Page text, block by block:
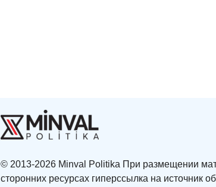
© 2013-2026 Minval Politika При размещении
сторонних ресурсах гиперссылка на источник